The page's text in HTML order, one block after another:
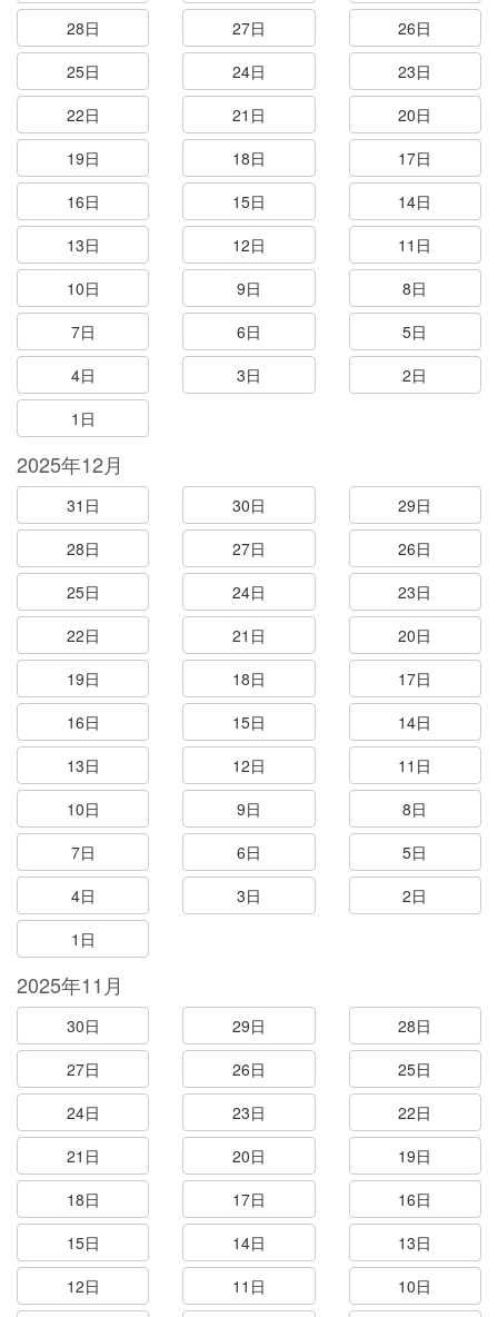
28日 27日
26日
25日
24日
23日
22日
21日
20日
19日
18日
17日
16日
15日
14日
13日
12日
11日
10日
9日
8日
7日
6日
5日
4日
3日
2日
1日
2025年12月
31日 30日
29日
28日
27日
26日
25日
24日
23日
22日
21日
20日
19日
18日
17日
16日
15日
14日
13日
12日
11日
10日
9日
8日
7日
6日
5日
4日
3日
2日
1日
2025年11月
30日 29日
28日
27日
26日
25日
24日
23日
22日
21日
20日
19日
18日
17日
16日
15日
14日
13日
12日
11日
10日